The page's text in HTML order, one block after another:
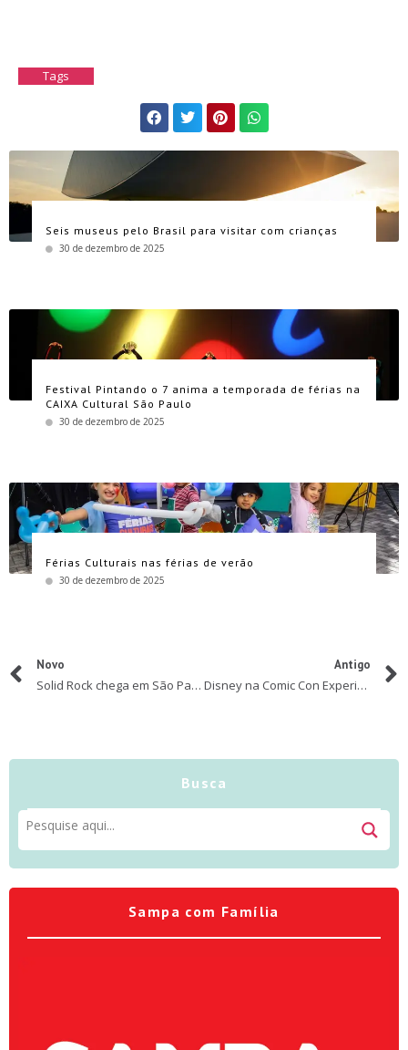
Tags
Seis museus pelo Brasil para visitar com crianças
30 de dezembro de 2025
Festival Pintando o 7 anima a temporada de férias na
CAIXA Cultural São Paulo
30 de dezembro de 2025
Férias Culturais nas férias de verão
30 de dezembro de 2025
Novo
Solid Rock chega em São Paulo
Antigo
Disney na Comic Con Experience 2018
Busca
Sampa com Família